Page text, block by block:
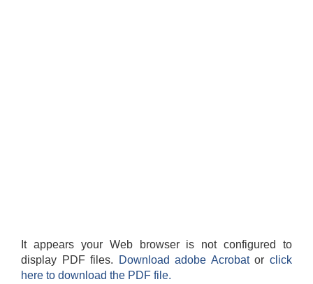
It appears your Web browser is not configured to
display PDF files.
Download adobe Acrobatorclick
here to download the PDF file.